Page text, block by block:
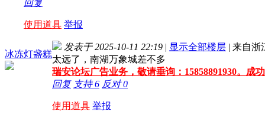
回复
使用道具 举报
冰冻灯盏糕
发表于 2025-10-11 22:19 | 显示全部楼层 | 来自浙
太远了，南湖万象城差不多
瑞安论坛广告业务，敬请垂询：15858891930。成
回复 支持6 反对0
使用道具 举报